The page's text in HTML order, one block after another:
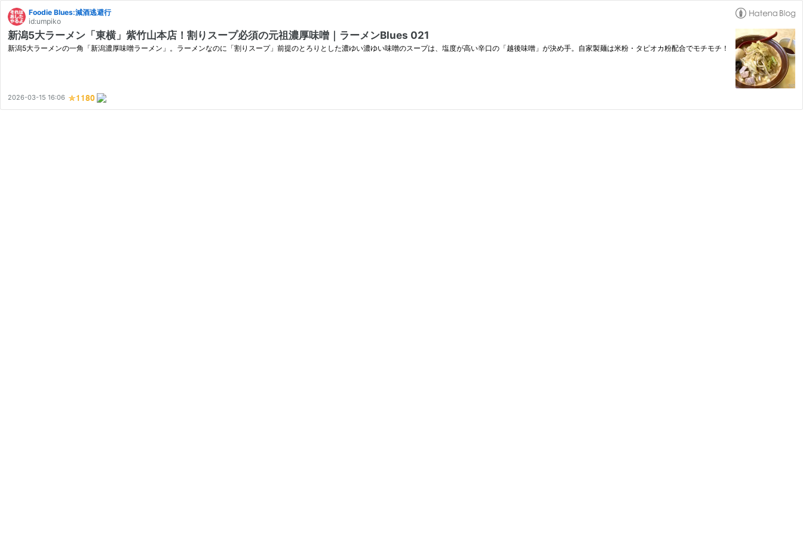
Foodie Blues:減酒逃避行
id:umpiko
新潟5大ラーメン「東横」紫竹山本店！割りスープ必須の元祖濃厚味噌｜ラーメンBlues 021
新潟5大ラーメンの一角「新潟濃厚味噌ラーメン」。ラーメンなのに「割りスープ」前提のとろりとした濃ゆい濃ゆい味噌のスープは、塩度が高い辛口の「越後味噌」が決め手。自家製麺は米粉・タピオカ粉配合でモチモチ！
2026-03-15 16:06